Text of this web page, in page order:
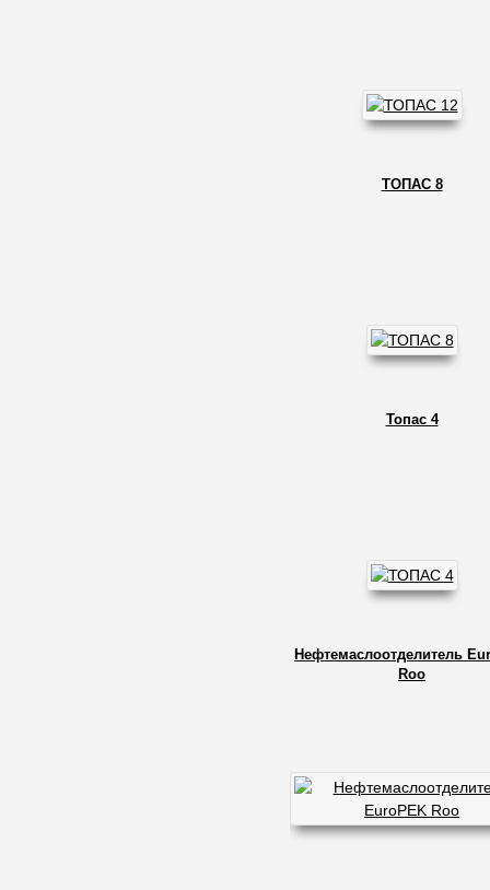
ТОПАС 8
Топас 4
Нефтемаслоотделитель
Roo